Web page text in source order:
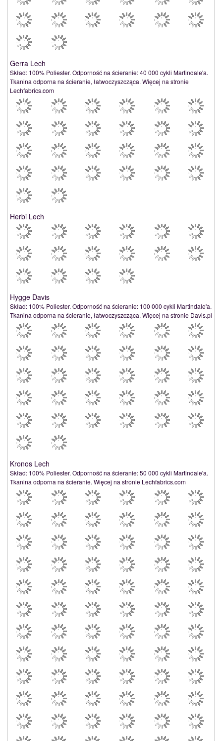
Gerra Lech
Skład: 100% Poliester. Odporność na ścieranie: 40 000 cykli Martindale'a.
Tkanina odporna na ścieranie, łatwoczyszcząca. Więcej na stronie
Lechfabrics.com
Herbi Lech
Hygge Davis
Skład: 100% Poliester. Odporność na ścieranie: 100 000 cykli Martindale'a.
Tkanina odporna na ścieranie, łatwoczyszcząca. Więcej na stronie Davis.pl
Kronos Lech
Skład: 100% Poliester. Odporność na ścieranie: 50 000 cykli Martindale'a.
Tkanina odporna na ścieranie. Więcej na stronie Lechfabrics.com